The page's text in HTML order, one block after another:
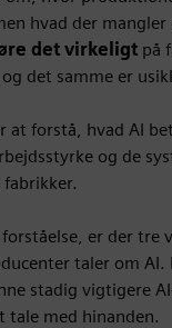
hvad der mangler
det virkeligt på
det samme er
at forstå, hvad AI
og de
er der tre
taler om AI.
stadig vigtigere
med hinanden.